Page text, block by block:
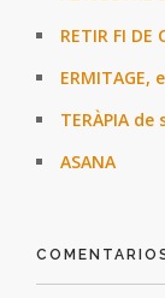
RETIR FI DE
TERÀPIA
ASANA